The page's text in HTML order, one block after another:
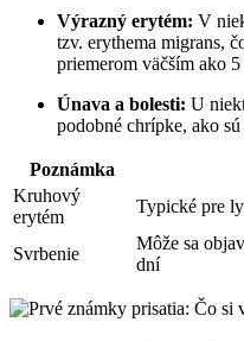
Výrazný⁣ erytém: V
tzv. erythema migrans,
priemerom väčším ako 5‌
Únava a⁢ bolesti: U
podobné chrípke, ako
Poznámka
Kruhový
erytém
Typické pre
Svrbenie
Môže sa‍
dní